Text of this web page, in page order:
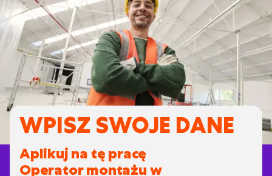
WPISZ SWOJE DANE
Aplikuj na tę pracę
Operator montażu w